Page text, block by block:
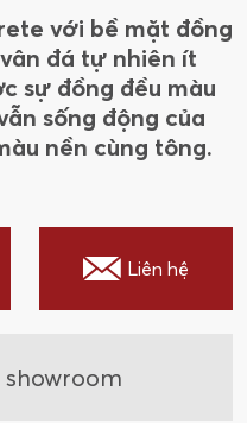
với bề mặt đồng
đá tự nhiên ít
sự đồng đều màu
sống động của
nền cùng tông.
Liên hệ